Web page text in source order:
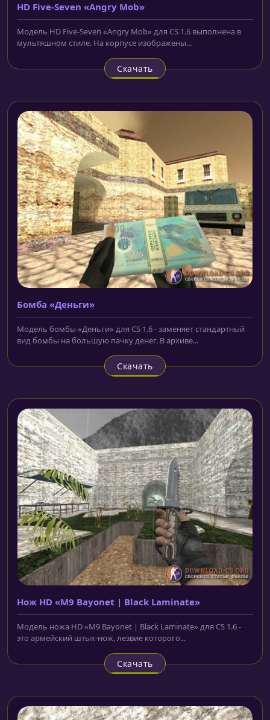
HD Five-Seven «Angry Mob»
Модель HD Five-Seven «Angry Mob» для CS 1.6 выполнена в
мультяшном стиле. На корпусе изображены...
Скачать
Бомба «Деньги»
Модель бомбы «Деньги» для CS 1.6 - заменяет стандартный
вид бомбы на большую пачку денег. В архиве...
Скачать
Нож HD «M9 Bayonet | Black Laminate»
Модель ножа HD «M9 Bayonet | Black Laminate» для CS 1.6 -
это армейский штык-нож, лезвие которого...
Скачать